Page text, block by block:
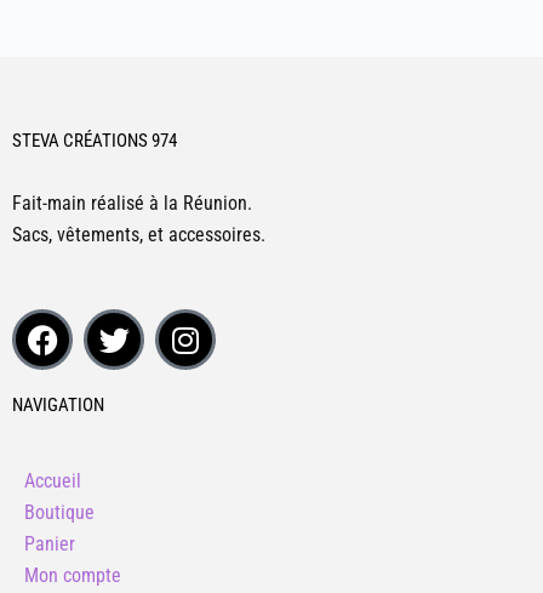
STEVA CRÉATIONS 974
Fait-main réalisé à la Réunion.
Sacs, vêtements, et accessoires.
F
a
c
e
o
o
k
T
w
i
I
n
s
NAVIGATION
Accueil
Boutique
Panier
Mon compte